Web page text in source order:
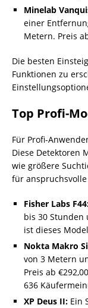
Minelab
einer
Metern. Preis
Die besten
Funktionen zu
Top Profi-
Für Profi-
Diese Detektoren
wie größere
für
Fisher Labs
bis 30 Stunden
ist dieses
Nokta Makro
von 3 Metern
Preis ab
636
XP Deus II: Ein